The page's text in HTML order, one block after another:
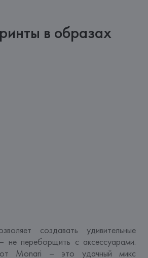
в образах
создавать удивительные
не переборщить с аксессуарами.
Monari – это удачный микс